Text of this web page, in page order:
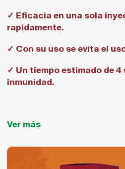
✓ Eficacia en una sola
rapidamente.
✓ Con su uso se evita el
✓ Un tiempo estimado de 4
inmunidad.
Ver más